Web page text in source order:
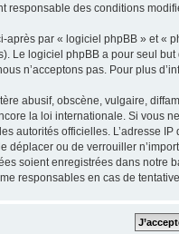
responsable des conditions
après par « logiciel phpBB » et «
Le logiciel phpBB a pour seul
n’acceptons pas. Pour plus
abusif, obscène, vulgaire,
la loi internationale. Si vous
autorités officielles. L’adresse
déplacer ou de verrouiller
soient enregistrées dans notre
responsables en cas de